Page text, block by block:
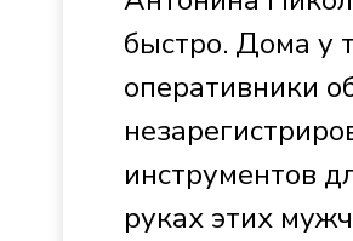
быстро. Дома у
оперативники
инструментов
руках этих